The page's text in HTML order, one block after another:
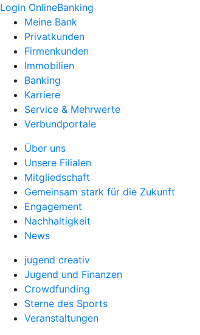
Login OnlineBanking
Meine Bank
Privatkunden
Firmenkunden
Immobilien
Banking
Karriere
Service & Mehrwerte
Verbundportale
Über uns
Unsere Filialen
Mitgliedschaft
Gemeinsam stark für die Zukunft
Engagement
Nachhaltigkeit
News
jugend creativ
Jugend und Finanzen
Crowdfunding
Sterne des Sports
Veranstaltungen